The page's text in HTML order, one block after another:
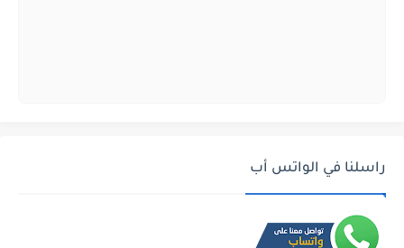
راسلنا في الواتس أب